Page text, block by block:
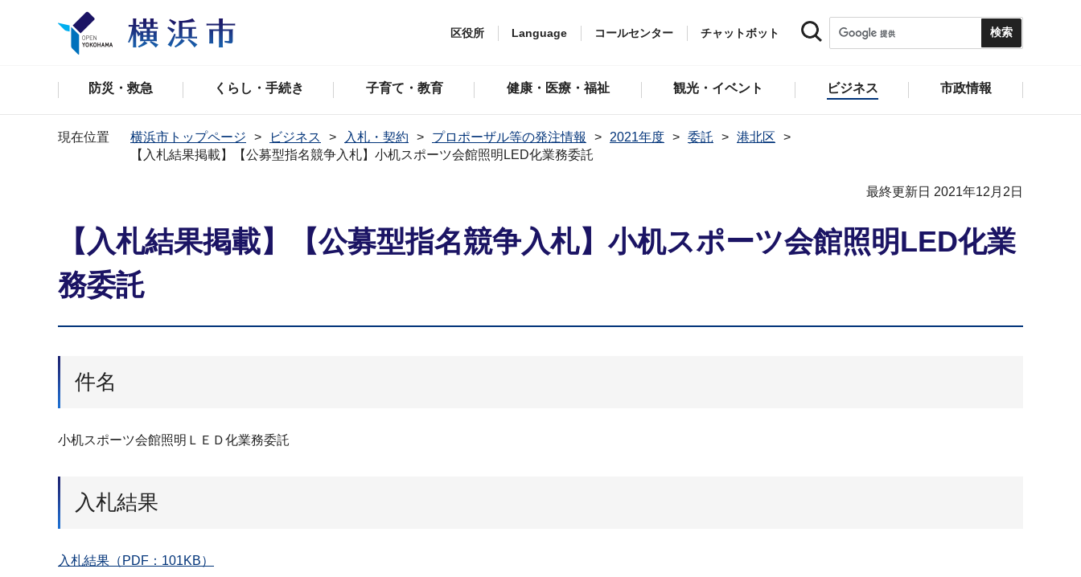
区役所 Language コールセンター チャットボット
防災・救急 くらし・手続き 子育て・教育 健康・医療・福祉 観光・イベント ビジネス 市政情報
現在位置 横浜市トップページ ビジネス 入札・契約 プロポーザル等の発注情報 2021年度 委託
港北区
【入札結果掲載】【公募型指名競争入札】小机スポーツ会館照明LED化業務委託
最終更新日 2021年12月2日
【入札結果掲載】【公募型指名競争入札】小机スポーツ会館照明LED化業
務委託
件名
小机スポーツ会館照明ＬＥＤ化業務委託
入札結果
入札結果（PDF：101KB）